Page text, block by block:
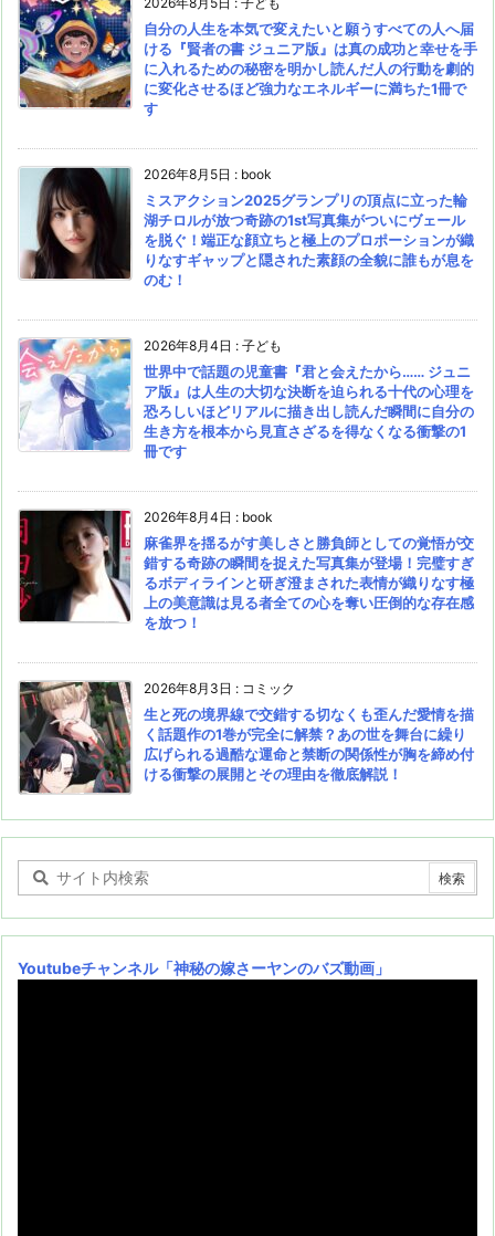
自分の人生を本気で変えたいと願うすべての人へ届
ける『賢者の書 ジュニア版』は真の成功と幸せを手
に入れるための秘密を明かし読んだ人の行動を劇的
に変化させるほど強力なエネルギーに満ちた1冊で
す
2026年8月5日 : book
ミスアクション2025グランプリの頂点に立った輪
湖チロルが放つ奇跡の1st写真集がついにヴェール
を脱ぐ！端正な顔立ちと極上のプロポーションが織
りなすギャップと隠された素顔の全貌に誰もが息を
のむ！
2026年8月4日 : 子ども
世界中で話題の児童書『君と会えたから…… ジュニ
ア版』は人生の大切な決断を迫られる十代の心理を
恐ろしいほどリアルに描き出し読んだ瞬間に自分の
生き方を根本から見直さざるを得なくなる衝撃の1
冊です
2026年8月4日 : book
麻雀界を揺るがす美しさと勝負師としての覚悟が交
錯する奇跡の瞬間を捉えた写真集が登場！完璧すぎ
るボディラインと研ぎ澄まされた表情が織りなす極
上の美意識は見る者全ての心を奪い圧倒的な存在感
を放つ！
2026年8月3日 : コミック
生と死の境界線で交錯する切なくも歪んだ愛情を描
く話題作の1巻が完全に解禁？あの世を舞台に繰り
広げられる過酷な運命と禁断の関係性が胸を締め付
ける衝撃の展開とその理由を徹底解説！
Youtubeチャンネル「神秘の嫁さーヤンのバズ動画」